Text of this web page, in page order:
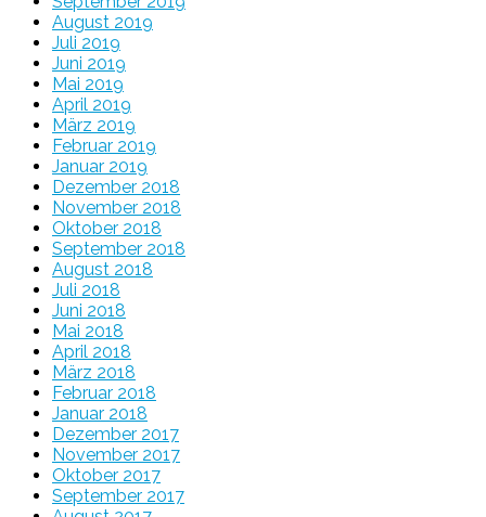
August 2019
Juli 2019
Juni 2019
Mai 2019
April 2019
März 2019
Februar 2019
Januar 2019
Dezember 2018
November 2018
Oktober 2018
September 2018
August 2018
Juli 2018
Juni 2018
Mai 2018
April 2018
März 2018
Februar 2018
Januar 2018
Dezember 2017
November 2017
Oktober 2017
September 2017